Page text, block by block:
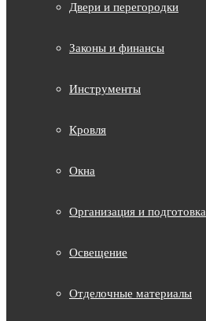
Двери и перегородки
Законы и финансы
Инструменты
Кровля
Окна
Организация и подготовка
Освещение
Отделочные материалы